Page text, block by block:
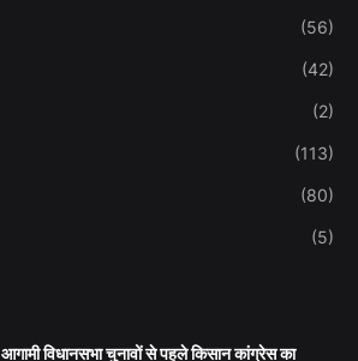
(56)
(42)
(2)
(113)
(80)
(5)
आगामी विधानसभा चुनावों से पहले किसान कांग्रेस का